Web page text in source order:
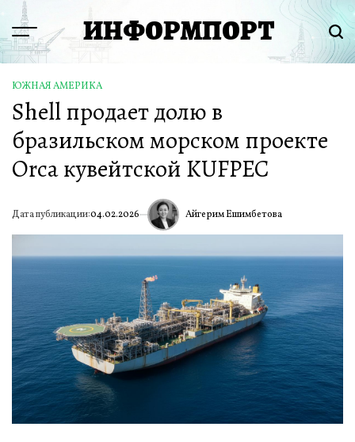
Перейти
содержимому
Menu ИНФОРМПОРТ
ОПУБЛИКОВАНО
В
ЮЖНАЯ АМЕРИКА
Shell продает долю в
бразильском морском проекте
Orca кувейтской KUFPEC
Дата публикации:04.02.2026 ИА Айгерим Ешимбетова